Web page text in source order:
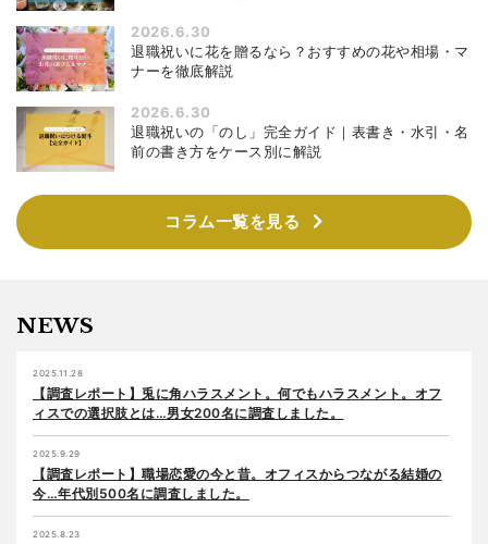
2026.6.30
退職祝いに花を贈るなら？おすすめの花や相場・マ
ナーを徹底解説
2026.6.30
退職祝いの「のし」完全ガイド｜表書き・水引・名
前の書き方をケース別に解説
コラム一覧を見る
NEWS
2025.11.28
【調査レポート】兎に角ハラスメント。何でもハラスメント。オフ
ィスでの選択肢とは…男女200名に調査しました。
2025.9.29
【調査レポート】職場恋愛の今と昔。オフィスからつながる結婚の
今…年代別500名に調査しました。
2025.8.23